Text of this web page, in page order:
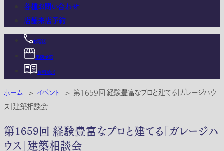
各種お問い合わせ
店舗来店予約
お電話
来店予約
資料請求
ホーム > イベント > 第1659回 経験豊富なプロと建てる「ガレージハウ
ス」建築相談会
第1659回 経験豊富なプロと建てる「ガレージハ
ウス」建築相談会